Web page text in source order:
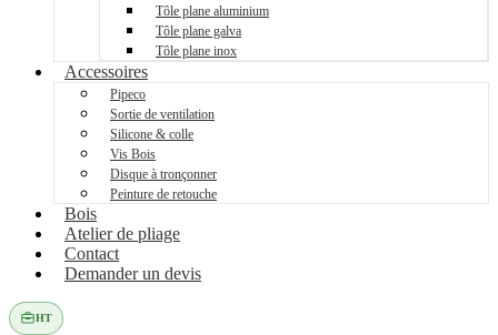
Tôle plane aluminium
Tôle plane galva
Tôle plane inox
Accessoires
Pipeco
Sortie de ventilation
Silicone & colle
Vis Bois
Disque à tronçonner
Peinture de retouche
Bois
Atelier de pliage
Contact
Demander un devis
HT